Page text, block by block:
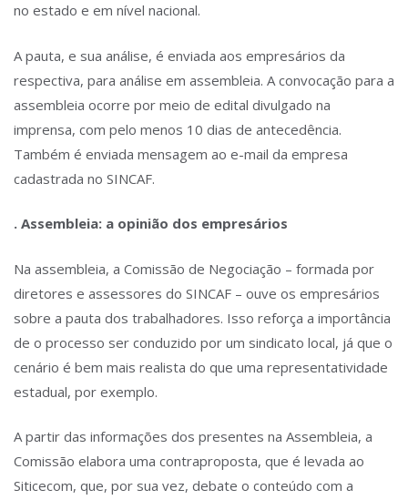
no estado e em nível nacional.
A pauta, e sua análise, é enviada aos empresários da
respectiva, para análise em assembleia. A convocação para a
assembleia ocorre por meio de edital divulgado na
imprensa, com pelo menos 10 dias de antecedência.
Também é enviada mensagem ao e-mail da empresa
cadastrada no SINCAF.
. Assembleia: a opinião dos empresários
Na assembleia, a Comissão de Negociação – formada por
diretores e assessores do SINCAF – ouve os empresários
sobre a pauta dos trabalhadores. Isso reforça a importância
de o processo ser conduzido por um sindicato local, já que o
cenário é bem mais realista do que uma representatividade
estadual, por exemplo.
A partir das informações dos presentes na Assembleia, a
Comissão elabora uma contraproposta, que é levada ao
Siticecom, que, por sua vez, debate o conteúdo com a